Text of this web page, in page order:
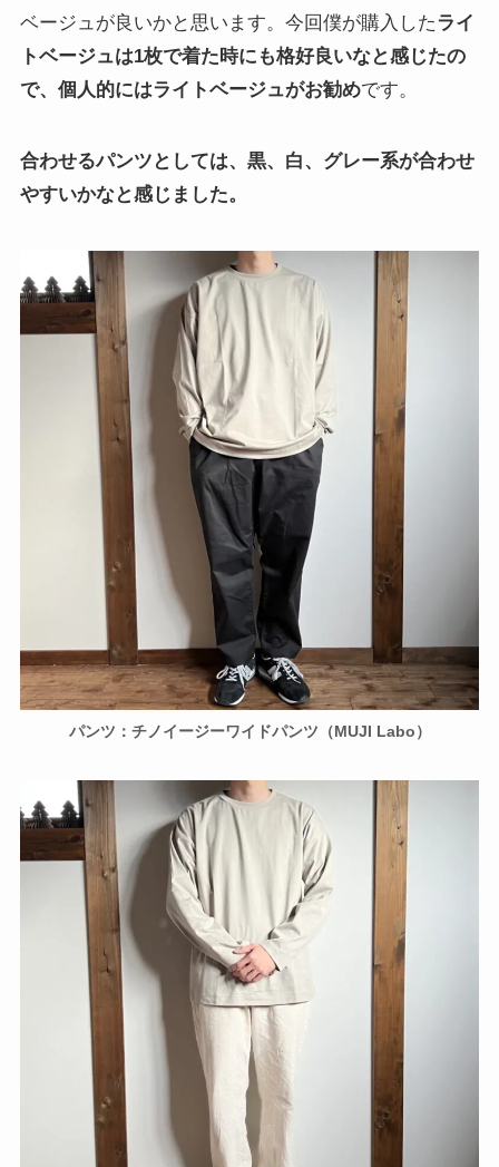
ベージュが良いかと思います。今回僕が購入したライ
トベージュは1枚で着た時にも格好良いなと感じたの
で、個人的にはライトベージュがお勧めです。
合わせるパンツとしては、黒、白、グレー系が合わせ
やすいかなと感じました。
パンツ：チノイージーワイドパンツ（MUJI Labo）